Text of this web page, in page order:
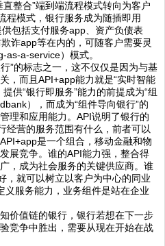
整合”端到端流程模式转向为客户
程模式，银行服务成为随插即用
包括支付服务app、资产负债表
诈app等在内的，可随客户需要灵
as-a-service）模式。
”的标志之一，这不仅仅是因为与基
，而且API+app能力就是“实时智能
供“银行即服务”能力的前提成为“组
），而成为“组件导向银行”的
理和应用能力。API说明了银行的
经营的服务范围有什么，前者可以
是一个组合，移动金融和物
展竞争。谁的API能力强，整合得
，成为社会服务的关键供应商。谁
，就可以树立以客户为中心的同业
义服务能力，业务组件是站在企业
值链的银行，银行若想在下一步
竞争中胜出，需要从现在开始在战